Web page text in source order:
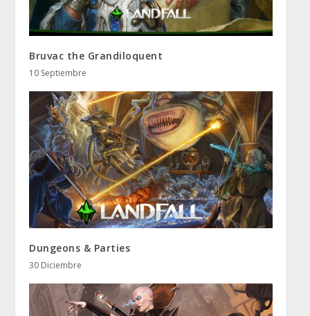
Bruvac the Grandiloquent
10 Septiembre
Dungeons & Parties
30 Diciembre